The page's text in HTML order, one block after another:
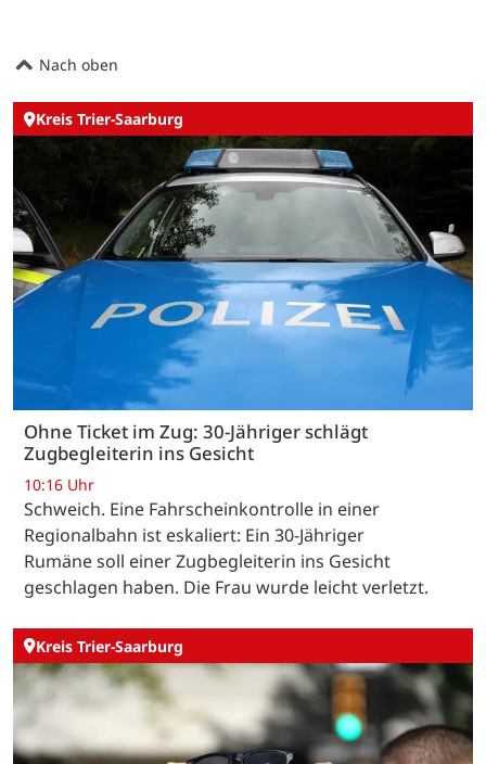
Nach oben
Kreis Trier-Saarburg
Ohne Ticket im Zug: 30-Jähriger schlägt
Zugbegleiterin ins Gesicht
10:16 Uhr
Schweich. Eine Fahrscheinkontrolle in einer
Regionalbahn ist eskaliert: Ein 30-Jähriger
Rumäne soll einer Zugbegleiterin ins Gesicht
geschlagen haben. Die Frau wurde leicht verletzt.
Kreis Trier-Saarburg